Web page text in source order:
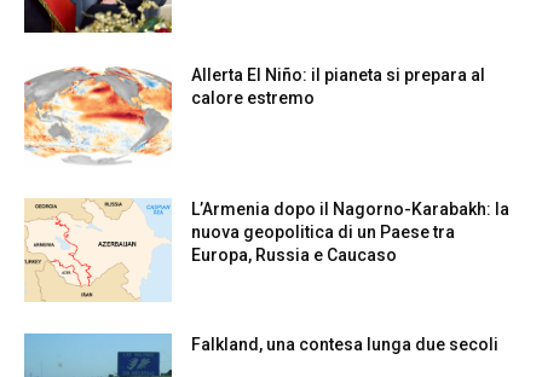
Allerta El Niño: il pianeta si prepara al
calore estremo
L’Armenia dopo il Nagorno-Karabakh: la
nuova geopolitica di un Paese tra
Europa, Russia e Caucaso
Falkland, una contesa lunga due secoli